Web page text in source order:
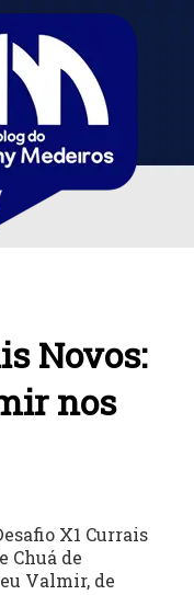
Novos:
nos
X1 Currais
Chuá de
Valmir, de